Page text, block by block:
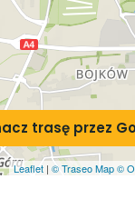
Leaflet | © Traseo Map©
trasę przez